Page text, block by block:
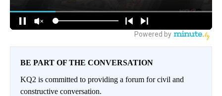
BE PART OF THE CONVERSATION
KQ2 is committed to providing a forum for civil and
constructive conversation.